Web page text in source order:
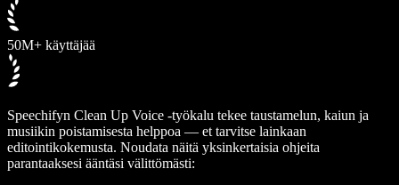
50M+ käyttäjää
Speechifyn Clean Up Voice -työkalu tekee taustamelun, kaiun ja
musiikin poistamisesta helppoa — et tarvitse lainkaan
editointikokemusta. Noudata näitä yksinkertaisia ohjeita
parantaaksesi ääntäsi välittömästi: